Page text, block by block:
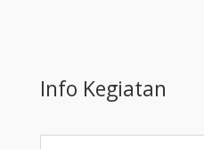
Info Kegiatan